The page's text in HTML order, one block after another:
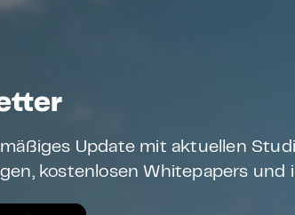
Update mit aktuellen
kostenlosen Whitepapers und